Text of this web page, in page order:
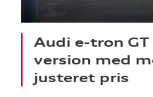
Audi e-tron
version med
justeret pris